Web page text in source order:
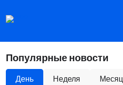
Популярные новости
День Неделя Месяц